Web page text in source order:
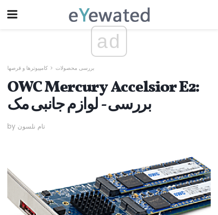
ad
بررسی محصولات کامپیوترها و قرصها
OWC Mercury Accelsior E2:
بررسی - لوازم جانبی مک
by تام نلسون